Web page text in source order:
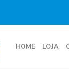
HOME LOJA